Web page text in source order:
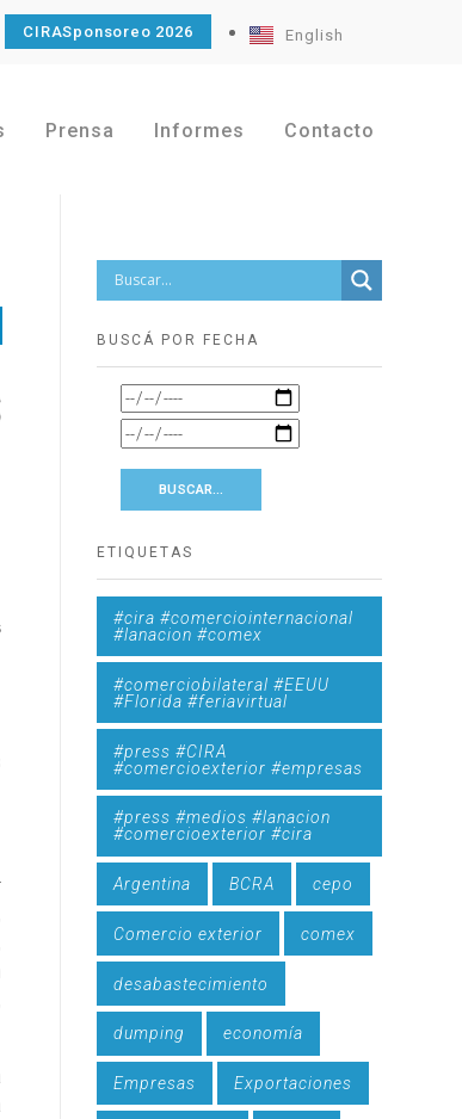
CIRASponsoreo 2026 English
Prensa Informes Contacto
BUSCÁ POR FECHA
ETIQUETAS
#cira #comerciointernacional
#lanacion #comex
#comerciobilateral #EEUU
#Florida #feriavirtual
#press #CIRA
#comercioexterior #empresas
#press #medios #lanacion
#comercioexterior #cira
Argentina BCRA cepo
Comercio exterior comex
desabastecimiento
dumping economía
Empresas Exportaciones